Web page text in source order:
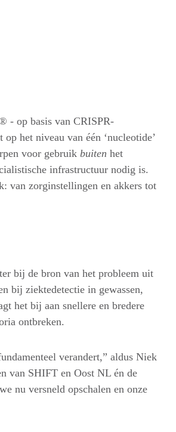
- op basis van CRISPR-
het niveau van één ‘nucleotide’
voor gebruik buiten het
infrastructuur nodig is.
van zorginstellingen en akkers tot
bij de bron van het probleem uit
bij ziektedetectie in gewassen,
het bij aan snellere en bredere
ontbreken.
verandert,” aldus Niek
van SHIFT en Oost NL én de
nu versneld opschalen en onze